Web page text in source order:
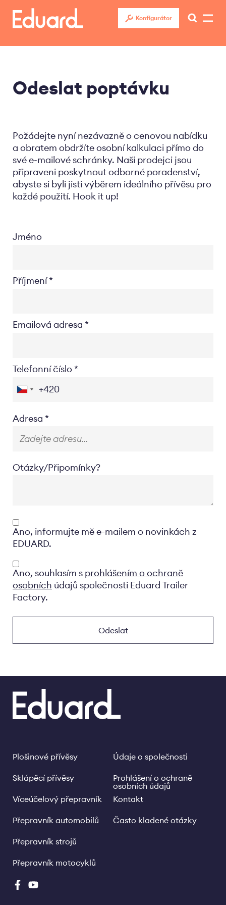
hlavnímu
Konfigurátor
Odeslat poptávku
Požádejte nyní nezávazně o cenovou nabídku
a obratem obdržíte osobní kalkulaci přímo do
své e-mailové schránky. Naši prodejci jsou
připraveni poskytnout odborné poradenství,
abyste si byli jisti výběrem ideálního přívěsu pro
každé použití. Hook it up!
Jméno
Příjmení
Emailová adresa
Telefonní číslo
Location
Adresa
Otázky/Připomínky?
Opt-
in
Ano, informujte mě e-mailem o novinkách z
EDUARD.
Privacyverklaring
Ano, souhlasím s prohlášením o ochraně
osobních údajů společnosti Eduard Trailer
Factory.
Footer
Plošinové přívěsy
Sklápěcí přívěsy
Víceúčelový přepravník
Přepravník automobilů
Přepravník strojů
Přepravník motocyklů
Legal
Údaje o společnosti
Prohlášení o ochraně
osobních údajů
Kontakt
Často kladené otázky
Social